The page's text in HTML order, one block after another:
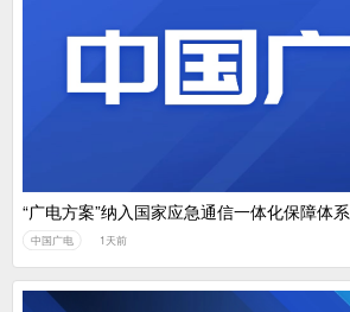
“广电方案”纳入国家应急通信一体化保障体系
中国广电 1天前